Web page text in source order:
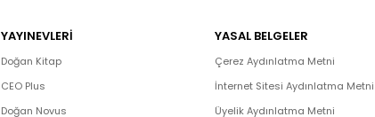
YAYINEVLERİ
Doğan Kitap
CEO Plus
Doğan Novus
YASAL BELGELER
Çerez Aydınlatma Metni
İnternet Sitesi Aydınlatma Metni
Üyelik Aydınlatma Metni